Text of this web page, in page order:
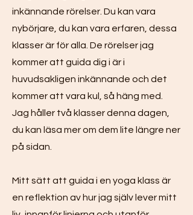
inkännande rörelser. Du kan vara
nybörjare, du kan vara erfaren, dessa
klasser är för alla. De rörelser jag
kommer att guida dig i är i
huvudsakligen inkännande och det
kommer att vara kul, så häng med.
Jag håller två klasser denna dagen,
du kan läsa mer om dem lite längre ner
på sidan.
Mitt sätt att guida i en yoga klass är
en reflektion av hur jag själv lever mitt